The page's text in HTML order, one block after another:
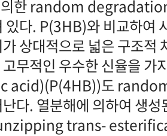
한 random
있다. P(3HB)와 비교하여
상대적으로 넓은 구조적
무적인 우수한 신율을
acid)(P(4HB))도
다. 열분해에 의하여 생
trans-